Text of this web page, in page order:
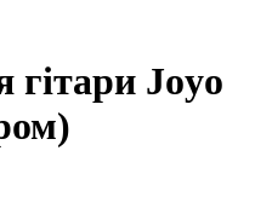
гітари Joyo